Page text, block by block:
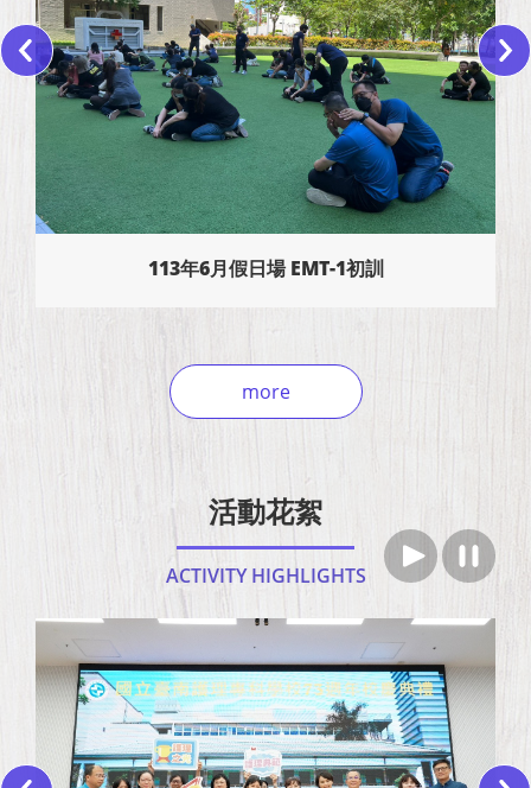
113年6月假日場 EMT-1初訓
more
活動花絮
ACTIVITY HIGHLIGHTS